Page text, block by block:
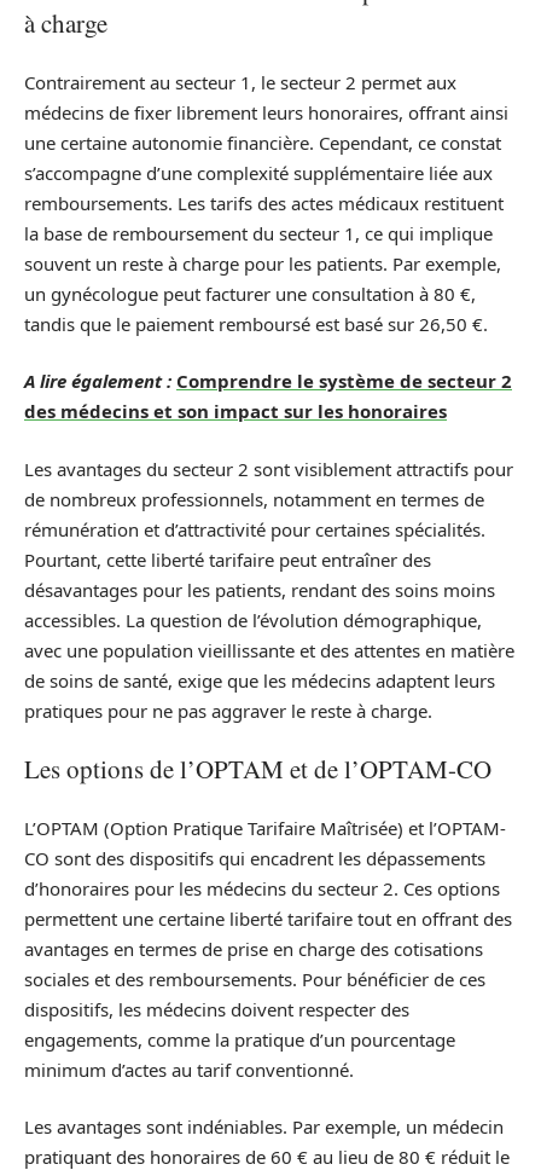
à charge
Contrairement au secteur 1, le secteur 2 permet aux
médecins de fixer librement leurs honoraires, offrant ainsi
une certaine autonomie financière. Cependant, ce constat
s’accompagne d’une complexité supplémentaire liée aux
remboursements. Les tarifs des actes médicaux restituent
la base de remboursement du secteur 1, ce qui implique
souvent un reste à charge pour les patients. Par exemple,
un gynécologue peut facturer une consultation à 80 €,
tandis que le paiement remboursé est basé sur 26,50 €.
A lire également : Comprendre le système de secteur 2
des médecins et son impact sur les honoraires
Les avantages du secteur 2 sont visiblement attractifs pour
de nombreux professionnels, notamment en termes de
rémunération et d’attractivité pour certaines spécialités.
Pourtant, cette liberté tarifaire peut entraîner des
désavantages pour les patients, rendant des soins moins
accessibles. La question de l’évolution démographique,
avec une population vieillissante et des attentes en matière
de soins de santé, exige que les médecins adaptent leurs
pratiques pour ne pas aggraver le reste à charge.
Les options de l’OPTAM et de l’OPTAM-CO
L’OPTAM (Option Pratique Tarifaire Maîtrisée) et l’OPTAM-
CO sont des dispositifs qui encadrent les dépassements
d’honoraires pour les médecins du secteur 2. Ces options
permettent une certaine liberté tarifaire tout en offrant des
avantages en termes de prise en charge des cotisations
sociales et des remboursements. Pour bénéficier de ces
dispositifs, les médecins doivent respecter des
engagements, comme la pratique d’un pourcentage
minimum d’actes au tarif conventionné.
Les avantages sont indéniables. Par exemple, un médecin
pratiquant des honoraires de 60 € au lieu de 80 € réduit le